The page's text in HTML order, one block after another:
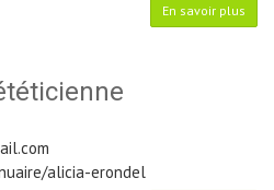
En savoir plus
alicia-erondel